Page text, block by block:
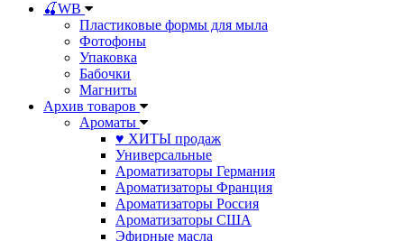
🍒WB
Пластиковые формы для мыла
Фотофоны
Упаковка
Бабочки
Магниты
Архив товаров
Ароматы
♥ ХИТЫ продаж
Универсальные
Ароматизаторы Германия
Ароматизаторы Франция
Ароматизаторы Россия
Ароматизаторы США
Эфирные масла